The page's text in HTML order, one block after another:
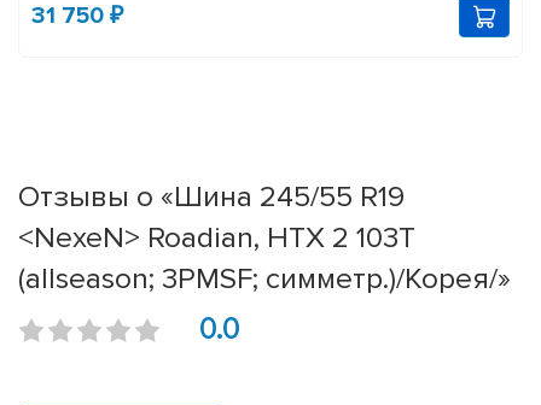
31 750 ₽
Отзывы о «Шина 245/55 R19
<NexeN> Roadian, HTX 2 103T
(allseason; 3PMSF; симметр.)/Корея/»
0.0